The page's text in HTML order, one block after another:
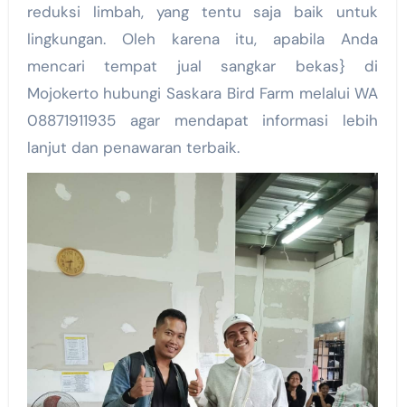
reduksi limbah, yang tentu saja baik untuk
lingkungan. Oleh karena itu, apabila Anda
mencari tempat jual sangkar bekas} di
Mojokerto hubungi Saskara Bird Farm melalui WA
08871911935 agar mendapat informasi lebih
lanjut dan penawaran terbaik.